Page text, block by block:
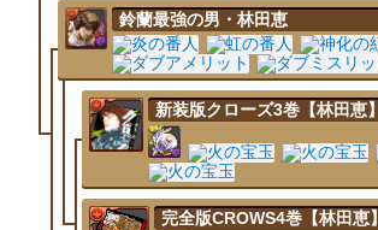
鈴蘭最強の男・林田恵
新装版クローズ3巻【林田恵】
完全版CROWS4巻【林田恵】